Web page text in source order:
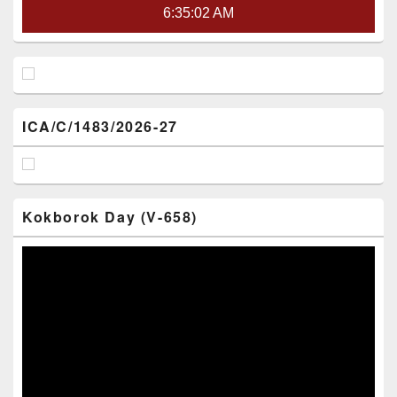
6:35:03 AM
ICA/C/1483/2026-27
Kokborok Day (V-658)